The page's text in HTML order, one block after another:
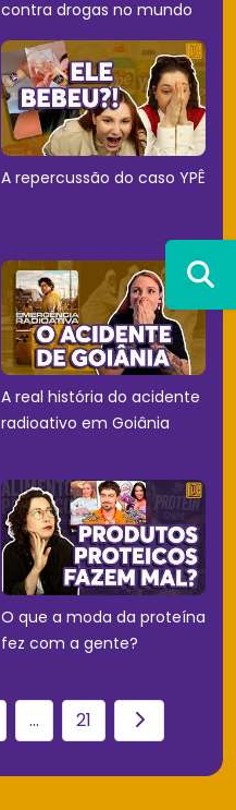
contra drogas no mundo
A repercussão do caso YPÊ
A real história do acidente
radioativo em Goiânia
O que a moda da proteína
fez com a gente?
... 21